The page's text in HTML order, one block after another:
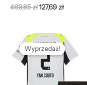
469,85zł127,69 zł
Wyprzedaż!
Pierwotna
cena
wynosiła:
469,85 zł.
Aktualna
cena
wynosi:
127,69 zł.